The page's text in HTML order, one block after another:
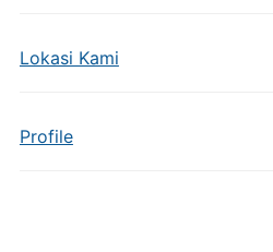
Lokasi Kami
Profile